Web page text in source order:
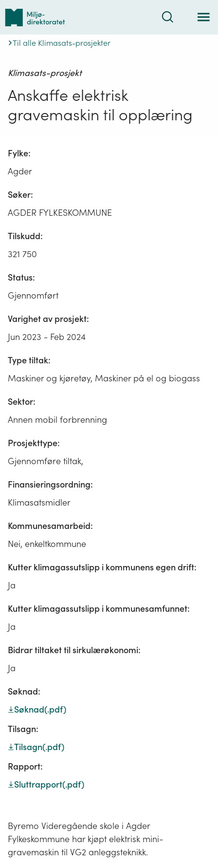
Tilbake
forsiden
Søk
Til alle Klimasats-prosjekter
Klimasats-prosjekt
Anskaffe elektrisk
gravemaskin til opplæring
Fylke:
Agder
Søker:
AGDER FYLKESKOMMUNE
Tilskudd:
321 750
Status:
Gjennomført
Varighet av prosjekt:
Jun 2023 - Feb 2024
Type tiltak:
Maskiner og kjøretøy, Maskiner på el og biogass
Sektor:
Annen mobil forbrenning
Prosjekttype:
Gjennomføre tiltak,
Finansieringsordning:
Klimasatsmidler
Kommunesamarbeid:
Nei, enkeltkommune
Kutter klimagassutslipp i kommunens egen drift:
Ja
Kutter klimagassutslipp i kommunesamfunnet:
Ja
Bidrar tiltaket til sirkulærøkonomi:
Ja
Søknad:
Søknad(.pdf)
Tilsagn:
Tilsagn(.pdf)
Rapport:
Sluttrapport(.pdf)
Byremo Videregående skole i Agder
Fylkeskommune har kjøpt elektrisk mini-
gravemaskin til VG2 anleggsteknikk.